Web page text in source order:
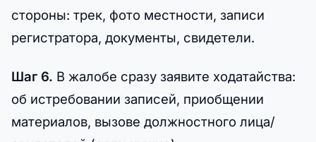
стороны: трек, фото местности, записи
регистратора, документы, свидетели.
Шаг 6. В жалобе сразу заявите ходатайства:
об истребовании записей, приобщении
материалов, вызове должностного лица/